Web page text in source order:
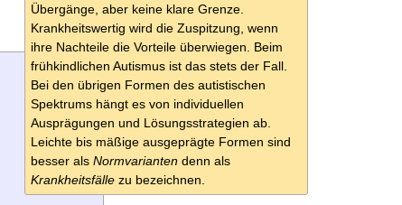
Übergänge, aber keine klare Grenze.
Krankheitswertig wird die Zuspitzung, wenn
ihre Nachteile die Vorteile überwiegen. Beim
frühkindlichen Autismus ist das stets der Fall.
Bei den übrigen Formen des autistischen
Spektrums hängt es von individuellen
Ausprägungen und Lösungsstrategien ab.
Leichte bis mäßige ausgeprägte Formen sind
besser als Normvariantendenn als
Krankheitsfällezu bezeichnen.